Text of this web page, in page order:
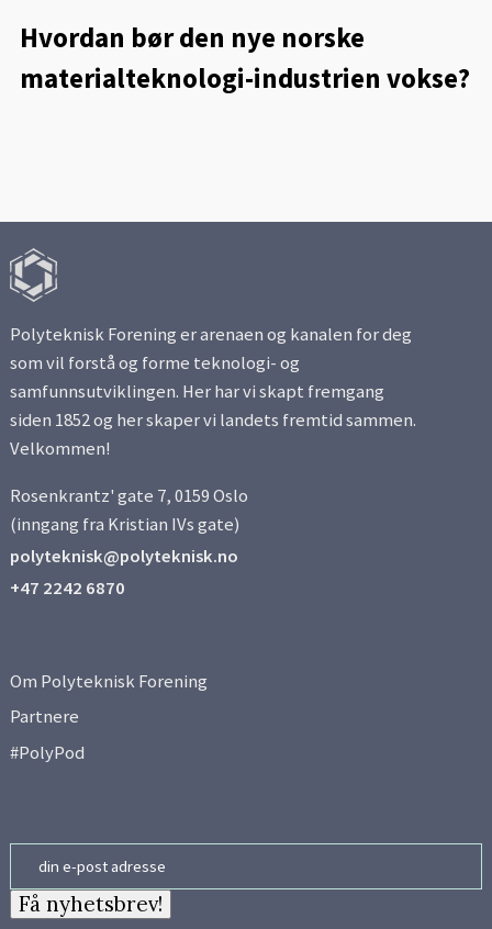
Hvordan bør den nye norske
materialteknologi-industrien vokse?
Polyteknisk Forening er arenaen og kanalen for deg
som vil forstå og forme teknologi- og
samfunnsutviklingen. Her har vi skapt fremgang
siden 1852 og her skaper vi landets fremtid sammen.
Velkommen!
Rosenkrantz' gate 7, 0159 Oslo
(inngang fra Kristian IVs gate)
polyteknisk@polyteknisk.no
+47 2242 6870
Om Polyteknisk Forening
Partnere
#PolyPod
Få nyhetsbrev!